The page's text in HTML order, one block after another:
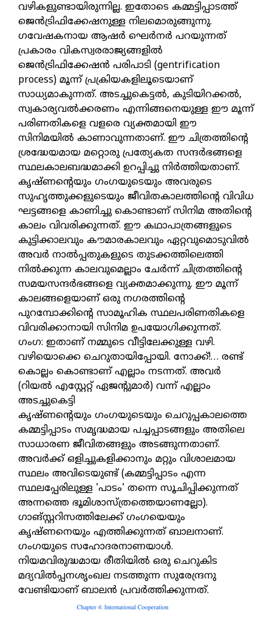
വഴികളുണ്ടായിരുന്നില്ല. ഇതോടെ കമ്മട്ടിപ്പാടത്ത്
ജെൻട്രിഫിക്കേഷനുള്ള നിലമൊരുങ്ങുന്നു.
ഗവേഷകനായ ആഷർ ഘെർനർ പറയുന്നത്
പ്രകാരം വികസ്വരരാജ്യങ്ങളിൽ
ജെൻട്രിഫിക്കേഷൻ പരിപാടി (gentrification
process) മൂന്ന് പ്രക്രിയകളിലൂടെയാണ്
സാധ്യമാകുന്നത്. അടച്ചുകെട്ടൽ, കുടിയിറക്കൽ,
സ്വകാര്യവൽക്കരണം എന്നിങ്ങനെയുള്ള ഈ മൂന്ന്
പരിണതികളെ വളരെ വ്യക്തമായി ഈ
സിനിമയിൽ കാണാവുന്നതാണ്. ഈ ചിത്രത്തിന്റെ
ശ്രദ്ധേയമായ മറ്റൊരു പ്രത്യേകത സന്ദർഭങ്ങളെ
സ്ഥലകാലബദ്ധമാക്കി ഉറപ്പിച്ചു നിർത്തിയതാണ്.
കൃഷ്ണന്റെയും ഗംഗയുടെയും അവരുടെ
സുഹൃത്തുക്കളുടെയും ജീവിതകാലത്തിന്റെ വിവിധ
ഘട്ടങ്ങളെ കാണിച്ചു കൊണ്ടാണ് സിനിമ അതിന്റെ
കാലം വിവരിക്കുന്നത്. ഈ കഥാപാത്രങ്ങളുടെ
കുട്ടിക്കാലവും കൗമാരകാലവും ഏറ്റവുമൊടുവിൽ
അവർ നാൽപ്പതുകളുടെ തുടക്കത്തിലെത്തി
നിൽക്കുന്ന കാലവുമെല്ലാം ചേർന്ന് ചിത്രത്തിന്റെ
സമയസന്ദർഭങ്ങളെ വ്യക്തമാക്കുന്നു. ഈ മൂന്ന്
കാലങ്ങളെയാണ് ഒരു നഗരത്തിന്റെ
പുറമ്പോക്കിന്റെ സാമൂഹിക സ്ഥലപരിണതികളെ
വിവരിക്കാനായി സിനിമ ഉപയോഗിക്കുന്നത്.
ഗംഗ: ഇതാണ് നമ്മുടെ വീട്ടിലേക്കുള്ള വഴി.
വഴിയൊക്കെ ചെറുതായിപ്പോയി. നോക്ക്!… രണ്ട്
കൊല്ലം കൊണ്ടാണ് എല്ലാം നടന്നത്. അവർ
(റിയൽ എസ്റ്റേറ്റ് ഏജന്റുമാർ) വന്ന് എല്ലാം
അടച്ചുകെട്ടി
കൃഷ്ണന്റെയും ഗംഗയുടെയും ചെറുപ്പകാലത്തെ
കമ്മട്ടിപ്പാടം സമൃദ്ധമായ പച്ചപ്പാടങ്ങളും അതിലെ
സാധാരണ ജീവിതങ്ങളും അടങ്ങുന്നതാണ്.
അവർക്ക് ഒളിച്ചുകളിക്കാനും മറ്റും വിശാലമായ
സ്ഥലം അവിടെയുണ്ട് (കമ്മട്ടിപ്പാടം എന്ന
സ്ഥലപ്പേരിലുള്ള 'പാടം' തന്നെ സൂചിപ്പിക്കുന്നത്
അന്നത്തെ ഭൂമിശാസ്ത്രത്തെയാണല്ലോ).
ഗാങ്സ്റ്ററിസത്തിലേക്ക് ഗംഗയെയും
കൃഷ്ണനെയും എത്തിക്കുന്നത് ബാലനാണ്.
ഗംഗയുടെ സഹോദരനാണയാൾ.
നിയമവിരുദ്ധമായ രീതിയിൽ ഒരു ചെറുകിട
മദ്യവിൽപ്പനശൃംഖല നടത്തുന്ന സുരേന്ദ്രനു
വേണ്ടിയാണ് ബാലൻ പ്രവർത്തിക്കുന്നത്.